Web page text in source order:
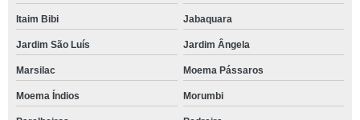
Itaim Bibi Jabaquara
Jardim São Luís Jardim Ângela
Marsilac Moema Pássaros
Moema Índios Morumbi